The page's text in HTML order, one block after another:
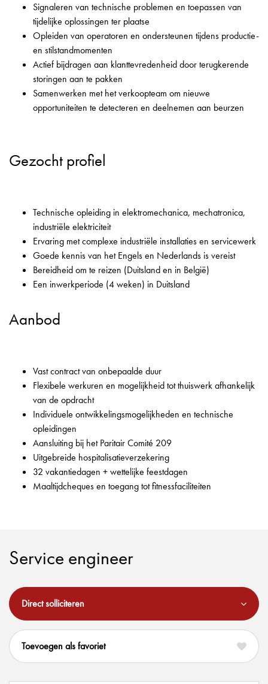
Signaleren van technische problemen en toepassen van
tijdelijke oplossingen ter plaatse
Opleiden van operatoren en ondersteunen tijdens productie-
en stilstandmomenten
Actief bijdragen aan klanttevredenheid door terugkerende
storingen aan te pakken
Samenwerken met het verkoopteam om nieuwe
opportuniteiten te detecteren en deelnemen aan beurzen
Gezocht profiel
Technische opleiding in elektromechanica, mechatronica,
industriële elektriciteit
Ervaring met complexe industriële installaties en servicewerk
Goede kennis van het Engels en Nederlands is vereist
Bereidheid om te reizen (Duitsland en in België)
Een inwerkperiode (4 weken) in Duitsland
Aanbod
Vast contract van onbepaalde duur
Flexibele werkuren en mogelijkheid tot thuiswerk afhankelijk
van de opdracht
Individuele ontwikkelingsmogelijkheden en technische
opleidingen
Aansluiting bij het Paritair Comité 209
Uitgebreide hospitalisatieverzekering
32 vakantiedagen + wettelijke feestdagen
Maaltijdcheques en toegang tot fitnessfaciliteiten
Service engineer
Direct solliciteren
favoriet